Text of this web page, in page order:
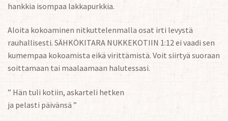
hankkia isompaa lakkapurkkia.
Aloita kokoaminen nitkuttelenmalla osat irti levystä
rauhallisesti. SÄHKÖKITARA NUKKEKOTIIN 1:12 ei vaadi sen
kumempaa kokoamista eikä virittämistä. Voit siirtyä suoraan
soittamaan tai maalaamaan halutessasi.
” Hän tuli kotiin, askarteli hetken
ja pelasti päivänsä ”